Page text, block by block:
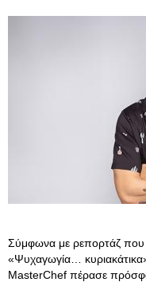
Σύμφωνα με ρεπορτάζ
«Ψυχαγωγία…
MasterChef πέρασε